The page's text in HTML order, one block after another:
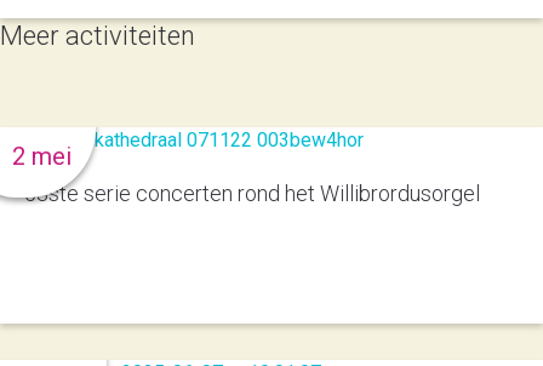
Meer activiteiten
53ste serie concerten rond het Willibrordusorgel
2 mei